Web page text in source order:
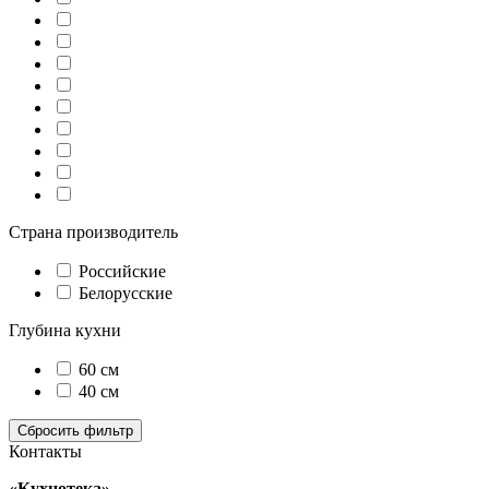
Страна производитель
Российские
Белорусские
Глубина кухни
60 см
40 см
Контакты